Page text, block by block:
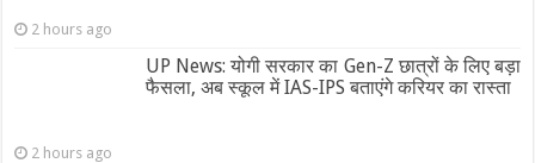
2 hours ago
UP News: योगी सरकार का Gen-Z छात्रों के लिए बड़ा
फैसला, अब स्कूल में IAS-IPS बताएंगे करियर का रास्ता
2 hours ago